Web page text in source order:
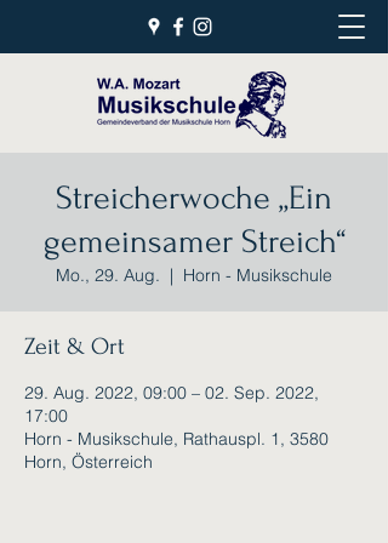
Streicherwoche „Ein
gemeinsamer Streich“
Mo., 29. Aug.
  |
Horn - Musikschule
Zeit & Ort
29. Aug. 2022, 09:00 – 02. Sep. 2022,
17:00
Horn - Musikschule, Rathauspl. 1, 3580
Horn, Österreich